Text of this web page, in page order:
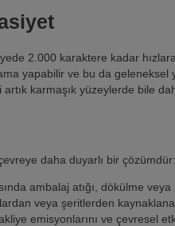
2.000 karaktere kadar
yapabilir ve bu da geleneksel
karmaşık yüzeylerde bile
daha duyarlı bir çözümdür:
ambalaj atığı, dökülme
veya şeritlerden
emisyonlarını ve çevresel